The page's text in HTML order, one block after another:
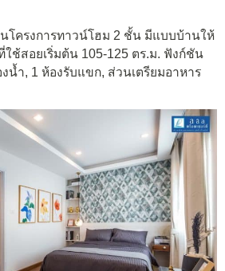
นโครงการทาวน์โฮม 2 ชั้น มีแบบบ้านให้
ช้สอยเริ่มต้น 105-125 ตร.ม. ฟังก์ชัน
น้ำ, 1 ห้องรับแขก, ส่วนเตรียมอาหาร